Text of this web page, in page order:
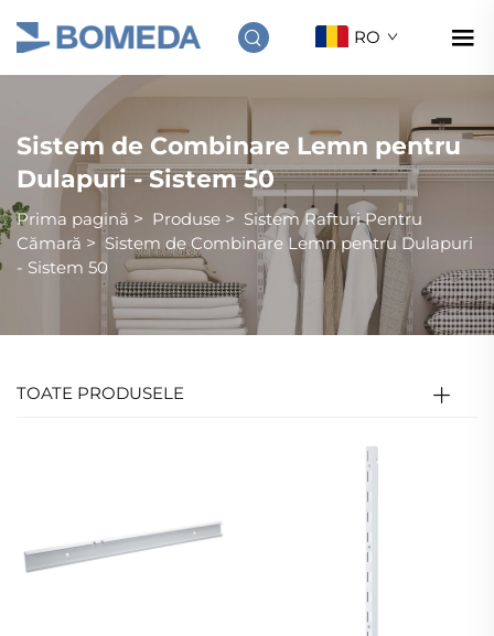
RO
Sistem de Combinare Lemn pentru
Dulapuri - Sistem 50
Prima pagină > Produse > Sistem Rafturi Pentru
Cămară > Sistem de Combinare Lemn pentru Dulapuri
- Sistem 50
TOATE PRODUSELE